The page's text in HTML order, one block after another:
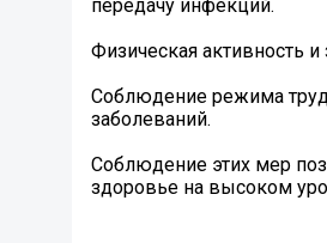
передачу инфекций.
Физическая активность
Соблюдение режима
заболеваний.
Соблюдение этих мер
здоровье на высоком